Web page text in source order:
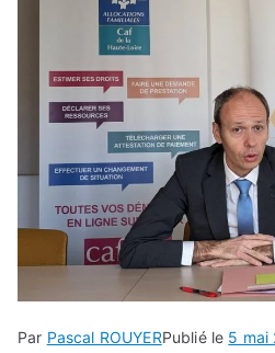
Par Pascal ROUYERPublié le 5 mai